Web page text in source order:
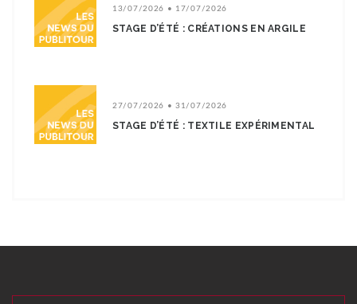
13/07/2026 • 17/07/2026
STAGE D’ÉTÉ : CRÉATIONS EN ARGILE
27/07/2026 • 31/07/2026
STAGE D’ÉTÉ : TEXTILE EXPÉRIMENTAL